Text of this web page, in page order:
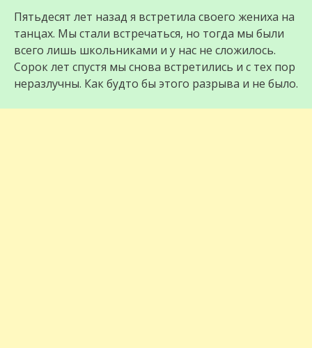
Пятьдесят лет назад я встретила своего жениха на
танцах. Мы стали встречаться, но тогда мы были
всего лишь школьниками и у нас не сложилось.
Сорок лет спустя мы снова встретились и с тех пор
неразлучны. Как будто бы этого разрыва и не было.